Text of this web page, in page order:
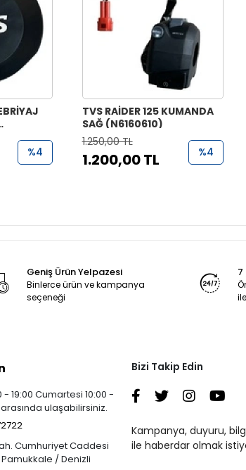
%4
TVS RAİDER 125 KUMANDA
SAĞ (N6160610)
1.250,00 TL
1.200,00 TL %4
Geniş Ürün Yelpazesi
Binlerce ürün ve kampanya
seçeneği
7
19:00 Cumartesi 10:00 -
ulaşabilirsiniz.
Cumhuriyet Caddesi
Pamukkale / Denizli
Bizi Takip Edin
Kampanya, duyuru,
ile haberdar olmak